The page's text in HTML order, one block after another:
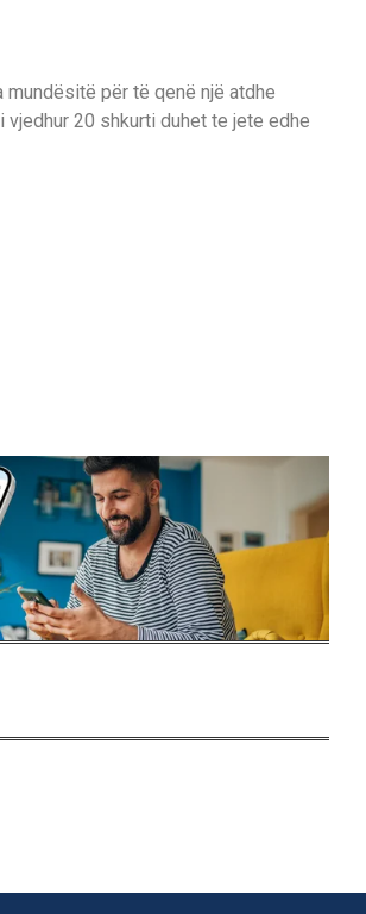
për të qenë një atdhe
20 shkurti duhet te jete edhe